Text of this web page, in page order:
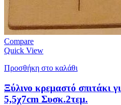
Compare
Quick View
Προσθήκη στο καλάθι
Ξύλινο κρεμαστό σπιτάκι
5,5χ7cm Συσκ.2τεμ.